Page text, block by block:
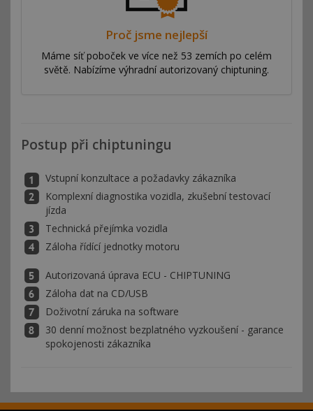
Proč jsme nejlepší
Máme síť poboček ve více než 53 zemích po celém
světě. Nabízíme výhradní autorizovaný chiptuning.
Postup při chiptuningu
Vstupní konzultace a požadavky zákazníka
Komplexní diagnostika vozidla, zkušební testovací
jízda
Technická přejímka vozidla
Záloha řídící jednotky motoru
Autorizovaná úprava ECU - CHIPTUNING
Záloha dat na CD/USB
Doživotní záruka na software
30 denní možnost bezplatného vyzkoušení - garance
spokojenosti zákazníka